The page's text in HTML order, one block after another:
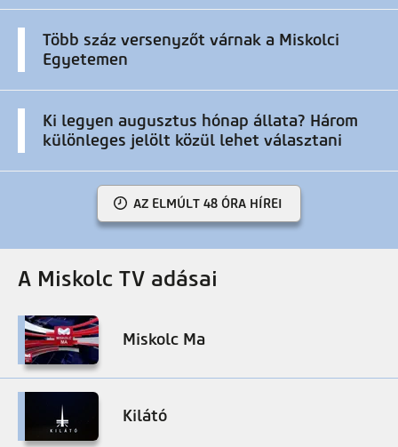
Több száz versenyzőt várnak a Miskolci
Egyetemen
Ki legyen augusztus hónap állata? Három
különleges jelölt közül lehet választani
AZ ELMÚLT 48 ÓRA HÍREI
A Miskolc TV adásai
Miskolc Ma
Kilátó